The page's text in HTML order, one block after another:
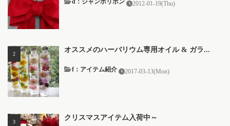
2012-01-19(Thu)
d：ジャンボリボン
オススメのハーバリウム専用オイル & ガラ...
2017-03-13(Mon)
f：アイテム紹介
クリスマスアイテム入荷中～